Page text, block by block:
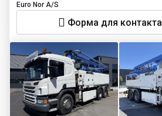
Euro Nor A/S
Форма для контакта